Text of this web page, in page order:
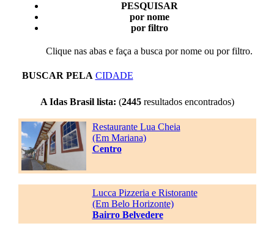
PESQUISAR
por nome
por filtro
Clique nas abas e faça a busca por nome ou por filtro.
BUSCAR PELA CIDADE
A Idas Brasil lista: (2445resultados encontrados)
Restaurante Lua Cheia
(Em Mariana)
Centro
Lucca Pizzeria e Ristorante
(Em Belo Horizonte)
Bairro Belvedere